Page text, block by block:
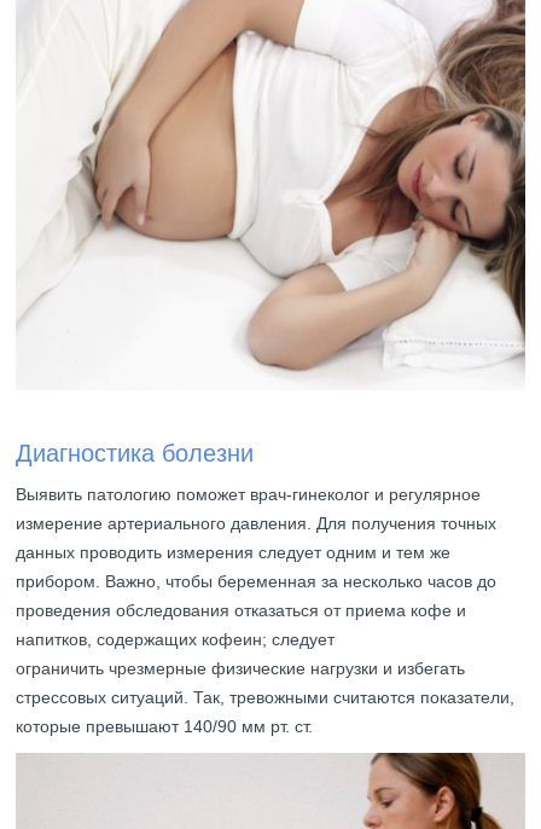
Диагностика болезни
Выявить патологию поможет врач-гинеколог и регулярное
измерение артериального давления. Для получения точных
данных проводить измерения следует одним и тем же
прибором. Важно, чтобы беременная за несколько часов до
проведения обследования отказаться от приема кофе и
напитков, содержащих кофеин; следует
ограничить чрезмерные физические нагрузки и избегать
стрессовых ситуаций. Так, тревожными считаются показатели,
которые превышают 140/90 мм рт. ст.